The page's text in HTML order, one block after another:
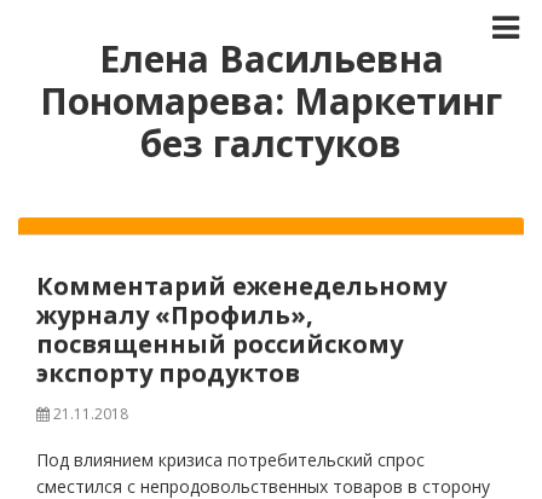
Елена Васильевна
Пономарева: Маркетинг
без галстуков
Комментарий еженедельному
журналу «Профиль»,
посвященный российскому
экспорту продуктов
21.11.2018
Под влиянием кризиса потребительский спрос
сместился с непродовольственных товаров в сторону